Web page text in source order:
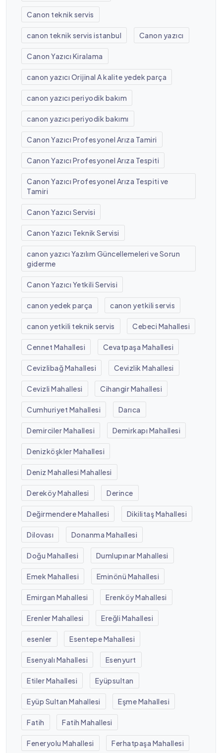
Canon teknik servis
canon teknik servis istanbul Canon yazıcı
Canon Yazıcı Kiralama
canon yazıcı Orijinal A kalite yedek parça
canon yazıcı periyodik bakım
canon yazıcı periyodik bakımı
Canon Yazıcı Profesyonel Arıza Tamiri
Canon Yazıcı Profesyonel Arıza Tespiti
Canon Yazıcı Profesyonel Arıza Tespiti ve
Tamiri
Canon Yazıcı Servisi
Canon Yazıcı Teknik Servisi
canon yazıcı Yazılım Güncellemeleri ve Sorun
giderme
Canon Yazıcı Yetkili Servisi
canon yedek parça canon yetkili servis
canon yetkili teknik servis Cebeci Mahallesi
Cennet Mahallesi Cevatpaşa Mahallesi
Cevizlibağ Mahallesi Cevizlik Mahallesi
Cevizli Mahallesi Cihangir Mahallesi
Cumhuriyet Mahallesi Darıca
Demirciler Mahallesi Demirkapı Mahallesi
Denizköşkler Mahallesi
Deniz Mahallesi Mahallesi
Dereköy Mahallesi Derince
Değirmendere Mahallesi Dikilitaş Mahallesi
Dilovası Donanma Mahallesi
Doğu Mahallesi Dumlupınar Mahallesi
Emek Mahallesi Eminönü Mahallesi
Emirgan Mahallesi Erenköy Mahallesi
Erenler Mahallesi Ereğli Mahallesi
esenler Esentepe Mahallesi
Esenyalı Mahallesi Esenyurt
Etiler Mahallesi Eyüpsultan
Eyüp Sultan Mahallesi Eşme Mahallesi
Fatih Fatih Mahallesi
Feneryolu Mahallesi Ferhatpaşa Mahallesi